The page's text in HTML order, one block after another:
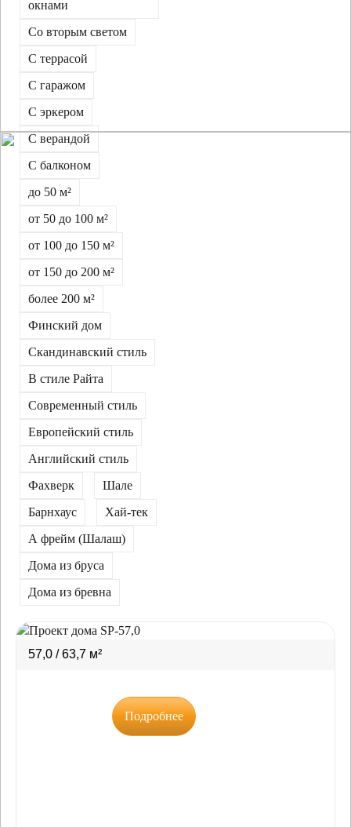
окнами
Со вторым светом
С террасой
С гаражом
С эркером
С верандой
С балконом
до 50 м²
от 50 до 100 м²
от 100 до 150 м²
от 150 до 200 м²
более 200 м²
Финский дом
Скандинавский стиль
В стиле Райта
Современный стиль
Европейский стиль
Английский стиль
Фахверк
Шале
Барнхаус
Хай-тек
А фрейм (Шалаш)
Дома из бруса
Дома из бревна
Подробнее
57,0 / 63,7 м²